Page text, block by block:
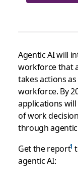
Agentic AI will
workforce that
takes actions
workforce. By
applications will
of work
through agentic
Get the report
agentic AI: